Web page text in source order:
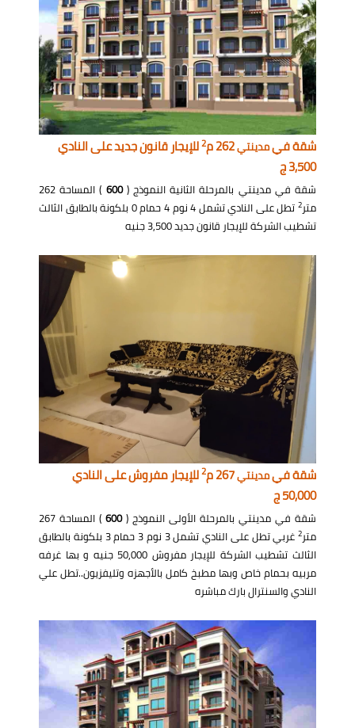
شقة فيمدينتي 2للإيجار قانون جديد على النادي
3,500 ج
شقة في مدينتي بالمرحلة الثانية النموذج (600
) المساحة 262
متر2
تطل على النادي تشمل 4 نوم 4 حمام 0 بلكونة بالطابق الثالث
تشطيب الشركة للإيجار قانون جديد 3,500 جنيه
شقة فيمدينتي 2للإيجار مفروش على النادي
50,000 ج
شقة في مدينتي بالمرحلة الأولى النموذج (600
) المساحة 267
متر2
غربي تطل على النادي تشمل 3 نوم 3 حمام 3 بلكونة بالطابق
الثالث تشطيب الشركة للإيجار مفروش 50,000 جنيه و بها غرفه
مربيه بحمام خاص وبها مطبخ كامل بالأجهزه وتليفزيون..تطل علي
النادي والسنترال بارك مباشره